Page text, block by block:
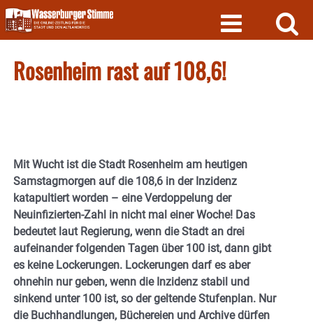
Skip
to
content
Rosenheim rast auf 108,6!
Mit Wucht ist die Stadt Rosenheim am heutigen
Samstagmorgen auf die 108,6 in der Inzidenz
katapultiert worden – eine Verdoppelung der
Neuinfizierten-Zahl in nicht mal einer Woche! Das
bedeutet laut Regierung, wenn die Stadt an drei
aufeinander folgenden Tagen über 100 ist, dann gibt
es keine Lockerungen. Lockerungen darf es aber
ohnehin nur geben, wenn die Inzidenz stabil und
sinkend unter 100 ist, so der geltende Stufenplan. Nur
die Buchhandlungen, Büchereien und Archive dürfen